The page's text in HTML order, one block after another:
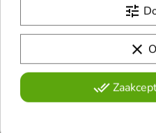
tune
clear
done_all